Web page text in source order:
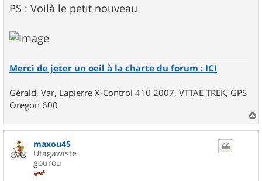
PS : Voilà le petit nouveau
Merci de jeter un oeil à la charte du forum : ICI
Gérald, Var, Lapierre X-Control 410 2007, VTTAE TREK, GPS
Oregon 600
a
maxou45
Utagawiste
gourou